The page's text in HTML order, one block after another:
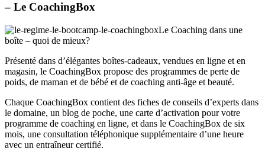
– Le CoachingBox
Le Coaching dans une
boîte – quoi de mieux?
Présenté dans d’élégantes boîtes-cadeaux, vendues en ligne et en
magasin, le CoachingBox propose des programmes de perte de
poids, de maman et de bébé et de coaching anti-âge et beauté.
Chaque CoachingBox contient des fiches de conseils d’experts dans
le domaine, un blog de poche, une carte d’activation pour votre
programme de coaching en ligne, et dans le CoachingBox de six
mois, une consultation téléphonique supplémentaire d’une heure
avec un entraîneur certifié.